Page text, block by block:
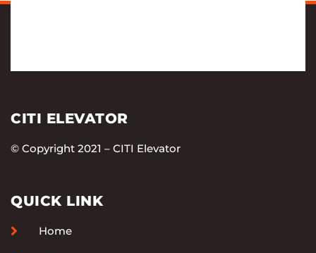
CITI ELEVATOR
© Copyright 2021 – CITI Elevator
QUICK LINK
Home